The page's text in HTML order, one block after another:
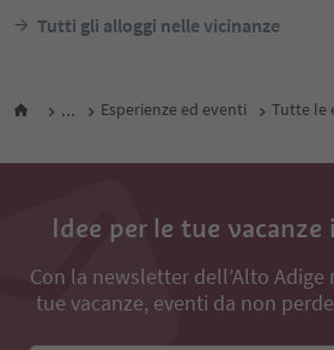
Tutti gli alloggi nelle vicinanze
... Esperienze ed eventi Tutte le
Idee per le tue
Con la newsletter dell’Alto Adige
tue vacanze, eventi da non